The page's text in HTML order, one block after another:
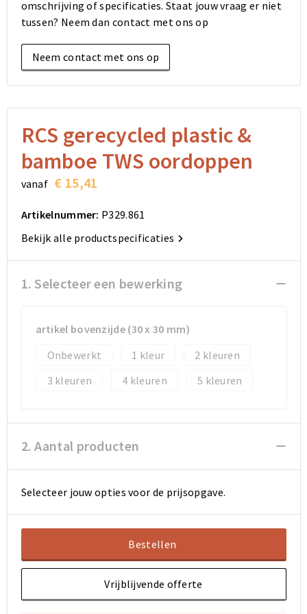
Elektronica, Gadgets en USB
Sleutelhangers en Lanyards
Anti-stress
Lampen en Gereedschap
Aanstekers
Snoepgoed
Sinterklaas
Reistassensets
Goodiebags
Golftassen
Opvouwbare tassen
Autotassen
Matrozentassen
Schoudertassen
Rugzakken
Accessoires voor tassen
Promotietassen
Jute tassen
Waterbestendige tassen
Laptop hoezen en tassen
Bodywarmers
Kleding sets
Reistassensets
Goodiebags
Golftassen
Opvouwbare tassen
Autotassen
Matrozentassen
Schoudertassen
Rugzakken
Accessoires voor tassen
Promotietassen
Jute tassen
Waterbestendige tassen
Laptop hoezen en tassen
Overhemden
Jassen
Broeken en Rokken
Schoenen
omschrijving of specificaties. Staat jouw vraag er niet
tussen? Neem dan contact met ons op
Neem contact met ons op
RCS gerecycled plastic &
bamboe TWS oordoppen
vanaf € 15,41
Artikelnummer: P329.861
Bekijk alle productspecificaties
1. Selecteer een bewerking
artikel bovenzijde (30 x 30 mm)
Onbewerkt
1
2
3
4 5
2. Aantal producten
Selecteer jouw opties voor de prijsopgave.
Bestellen
Vrijblijvende offerte